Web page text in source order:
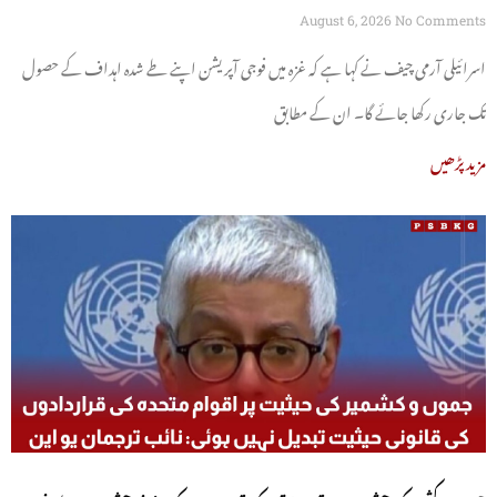
August 6, 2026 No Comments
اسرائیلی آرمی چیف نے کہا ہے کہ غزہ میں فوجی آپریشن اپنے طے شدہ اہداف کے حصول
تک جاری رکھا جائے گا۔ ان کے مطابق
مزید پڑھیں